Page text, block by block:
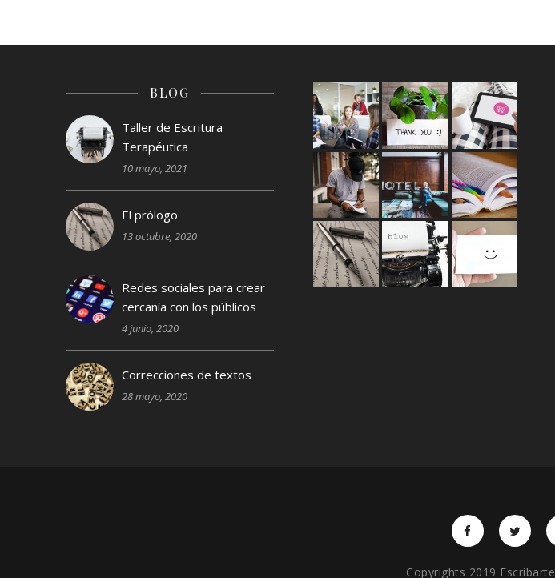
BLOG
Taller de Escritura
Terapéutica
10 mayo, 2021
El prólogo
13 octubre, 2020
Redes sociales para crear
cercanía con los públicos
4 junio, 2020
Correcciones de textos
28 mayo, 2020
Copyrights 2019